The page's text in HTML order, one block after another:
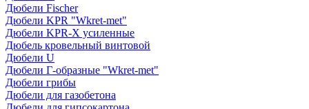
Дюбели Fischer
Дюбели KPR "Wkret-met"
Дюбели KPR-Х усиленные
Дюбель кровельный винтовой
Дюбели U
Дюбели Г-образные "Wkret-met"
Дюбели грибы
Дюбели для газобетона